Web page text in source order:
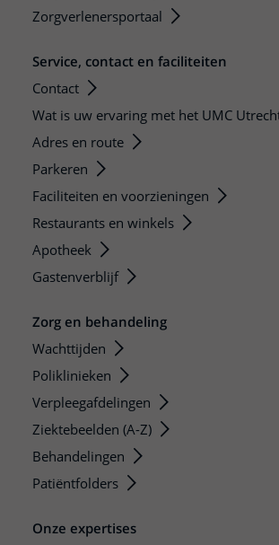
Zorgverlenersportaal
Service, contact en faciliteiten
Contact
Wat is uw ervaring met het UMC
Adres en route
Parkeren
Faciliteiten en voorzieningen
Restaurants en winkels
Apotheek
Gastenverblijf
Zorg en behandeling
Wachttijden
Poliklinieken
Verpleegafdelingen
Ziektebeelden (A-Z)
Behandelingen
Patiëntfolders
Onze expertises